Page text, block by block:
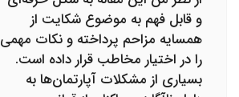
و قابل فهم به موضوع شکایت از
همسایه مزاحم پرداخته و نکات مهمی
را در اختیار مخاطب قرار داده است.
بسیاری از مشکلات آپارتمان‌ها به